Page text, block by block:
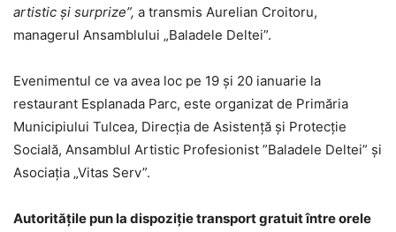
artistic și surprize”, a transmis Aurelian Croitoru,
managerul Ansamblului „Baladele Deltei”.
Evenimentul ce va avea loc pe 19 și 20 ianuarie la
restaurant Esplanada Parc, este organizat de Primăria
Municipiului Tulcea, Direcția de Asistență și Protecție
Socială, Ansamblul Artistic Profesionist ”Baladele Deltei” și
Asociația „Vitas Serv”.
Autorităţile pun la dispoziţie transport gratuit între orele